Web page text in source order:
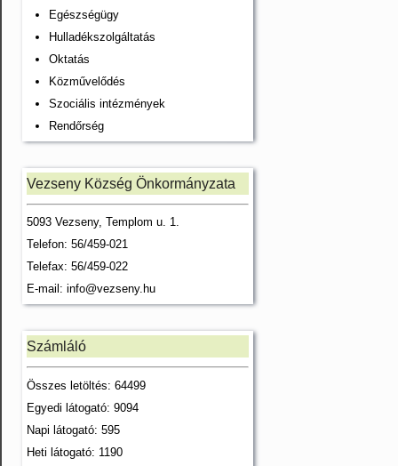
Egészségügy
Hulladékszolgáltatás
Oktatás
Közművelődés
Szociális intézmények
Rendőrség
Vezseny Község Önkormányzata
5093 Vezseny, Templom u. 1.
Telefon: 56/459-021
Telefax: 56/459-022
E-mail: info@vezseny.hu
Számláló
Összes letöltés: 64499
Egyedi látogató: 9094
Napi látogató: 595
Heti látogató: 1190